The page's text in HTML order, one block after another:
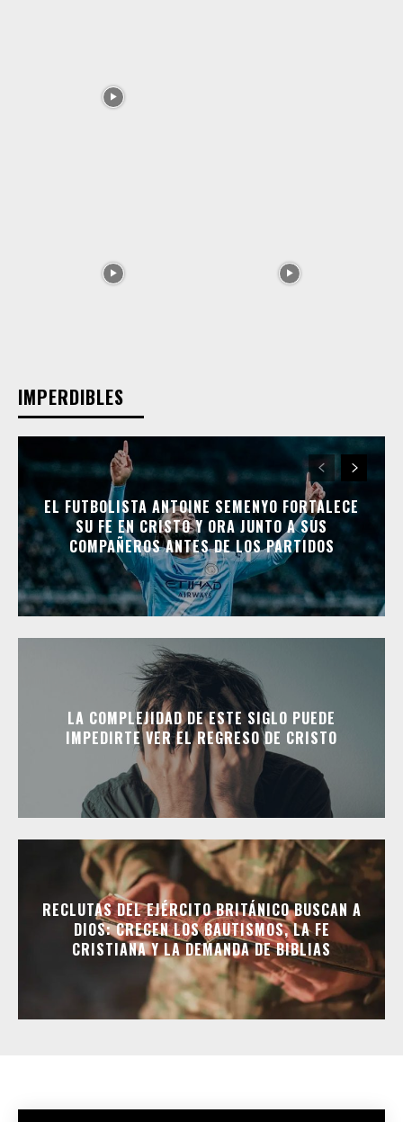
IMPERDIBLES
EL FUTBOLISTA ANTOINE SEMENYO FORTALECE
SU FE EN CRISTO Y ORA JUNTO A SUS
COMPAÑEROS ANTES DE LOS PARTIDOS
LA COMPLEJIDAD DE ESTE SIGLO PUEDE
IMPEDIRTE VER EL REGRESO DE CRISTO
RECLUTAS DEL EJÉRCITO BRITÁNICO BUSCAN A
DIOS: CRECEN LOS BAUTISMOS, LA FE
CRISTIANA Y LA DEMANDA DE BIBLIAS